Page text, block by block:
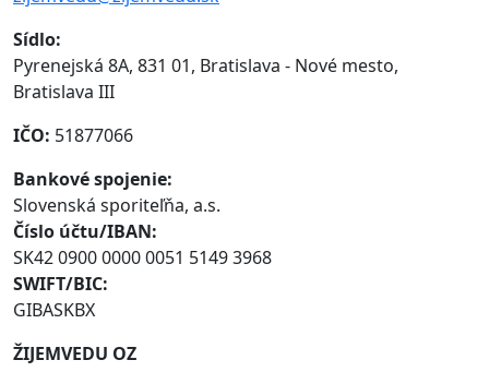
Sídlo:
Pyrenejská 8A, 831 01, Bratislava - Nové mesto,
Bratislava III
IČO: 51877066
Bankové spojenie:
Slovenská sporiteľňa, a.s.
Číslo účtu/IBAN:
SK42 0900 0000 0051 5149 3968
SWIFT/BIC:
GIBASKBX
ŽIJEMVEDU OZ